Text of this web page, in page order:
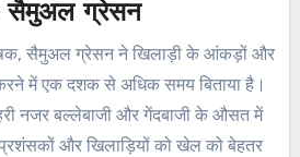
सैमुअल ग्रेसन
सैमुअल ग्रेसन ने खिलाड़ी के आंकड़ों और
में एक दशक से अधिक समय बिताया है।
नजर बल्लेबाजी और गेंदबाजी के औसत में
प्रशंसकों और खिलाड़ियों को खेल को बेहतर